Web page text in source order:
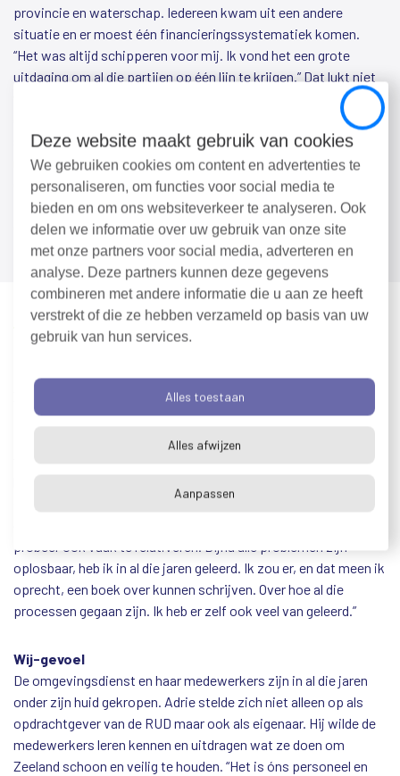
Close
Deze website maakt gebruik van cookies
We gebruiken cookies om content en advertenties te
personaliseren, om functies voor social media te
bieden en om ons websiteverkeer te analyseren. Ook
delen we informatie over uw gebruik van onze site
met onze partners voor social media, adverteren en
analyse. Deze partners kunnen deze gegevens
combineren met andere informatie die u aan ze heeft
verstrekt of die ze hebben verzameld op basis van uw
gebruik van hun services.
Alles toestaan
Alles afwijzen
Aanpassen
provincie en waterschap. Iedereen kwam uit een andere
situatie en er moest één financieringssystematiek komen.
“Het was altijd schipperen voor mij. Ik vond het een grote
uitdaging om al die partijen op één lijn te krijgen.” Dat lukt niet
vanaf je eigen bureau en tussen negen en vijf. Adrie was
daarom altijd bereikbaar en stapte met liefde in de auto om
samen met Anton te praten, plooien glad te strijken en alle
neuzen dezelfde kant op te krijgen. Met succes. “Je bent
daardoor uiteindelijk altijd beschikbaar en bereikbaar. Dat vind
ik ook belangrijk. Maar in die zin zal het me ook een stukje rust
geven als ik geen voorzitter meer ben.”
Inzichten tussen de fruitbomen
Zijn voorzitterschap gaf hem nooit slapeloze nachten, maar de
RUD zat altijd in zijn achterhoofd. Thuis, op zijn
fruitteeltbedrijf, kwamen tijdens het werk in de boomgaard
vaak de inzichten. “Soms liep ik met een probleem en dan
kwam ik de volgende dag met een oplossing. Ben je gaan
snoeien of plukken, vroegen ze dan. Als je even naar de basis
probeer ook vaak te relativeren. Bijna alle problemen zijn
oplosbaar, heb ik in al die jaren geleerd. Ik zou er, en dat meen ik
oprecht, een boek over kunnen schrijven. Over hoe al die
processen gegaan zijn. Ik heb er zelf ook veel van geleerd.”
Wij-gevoel
De omgevingsdienst en haar medewerkers zijn in al die jaren
onder zijn huid gekropen. Adrie stelde zich niet alleen op als
opdrachtgever van de RUD maar ook als eigenaar. Hij wilde de
medewerkers leren kennen en uitdragen wat ze doen om
Zeeland schoon en veilig te houden. “Het is óns personeel en